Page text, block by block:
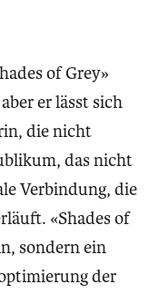
of Grey»
er lässt sich
die nicht
das nicht
Verbindung, die
«Shades of
sondern ein
der